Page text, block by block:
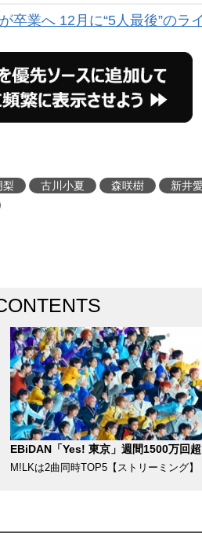
卒業へ 12月に“5人最後”のラ
梨 古川小夏 森咲樹
新井
EBiDAN「Yes! 東京」週間1500万回
M!LKは2曲同時TOP5【ストリーミング】